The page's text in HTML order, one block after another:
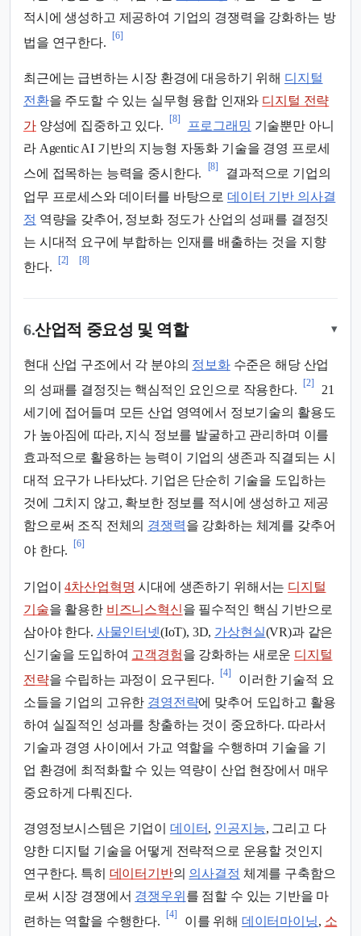
적시에 생성하고 제공하여 기업의 경쟁력을 강화하는 방
법을 연구한다.
[6]
최근에는 급변하는 시장 환경에 대응하기 위해 디지털
전환을 주도할 수 있는 실무형 융합 인재와 디지털 전략
가양성에 집중하고 있다.
[8]
프로그래밍 기술뿐만 아니
라 Agentic AI 기반의 지능형 자동화 기술을 경영 프로세
스에 접목하는 능력을 중시한다.
[8]
결과적으로 기업의
업무 프로세스와 데이터를 바탕으로 데이터 기반 의사결
정 역량을 갖추어, 정보화 정도가 산업의 성패를 결정짓
는 시대적 요구에 부합하는 인재를 배출하는 것을 지향
한다.
[2] [8]
6.산업적 중요성 및 역할 ▾
현대 산업 구조에서 각 분야의 정보화수준은 해당 산업
의 성패를 결정짓는 핵심적인 요인으로 작용한다.
[2]
21
세기에 접어들며 모든 산업 영역에서 정보기술의 활용도
가 높아짐에 따라, 지식 정보를 발굴하고 관리하며 이를
효과적으로 활용하는 능력이 기업의 생존과 직결되는 시
대적 요구가 나타났다. 기업은 단순히 기술을 도입하는
것에 그치지 않고, 확보한 정보를 적시에 생성하고 제공
함으로써 조직 전체의 경쟁력을 강화하는 체계를 갖추어
야 한다.
[6]
기업이4차산업혁명 시대에 생존하기 위해서는 디지털
기술을 활용한 비즈니스혁신을 필수적인 핵심 기반으로
삼아야 한다. 사물인터넷(IoT), 3D, 가상현실(VR)과 같은
신기술을 도입하여 고객경험을 강화하는 새로운 디지털
전략을 수립하는 과정이 요구된다.
[4]
이러한 기술적 요
소들을 기업의 고유한 경영전략에 맞추어 도입하고 활용
하여 실질적인 성과를 창출하는 것이 중요하다. 따라서
기술과 경영 사이에서 가교 역할을 수행하며 기술을 기
업 환경에 최적화할 수 있는 역량이 산업 현장에서 매우
중요하게 다뤄진다.
경영정보시스템은 기업이 데이터, 인공지능, 그리고 다
양한 디지털 기술을 어떻게 전략적으로 운용할 것인지
연구한다. 특히 데이터기반의 의사결정 체계를 구축함으
로써 시장 경쟁에서 경쟁우위 를 점할 수 있는 기반을 마
련하는 역할을 수행한다.
[4]
이를 위해 데이터마이닝, 소